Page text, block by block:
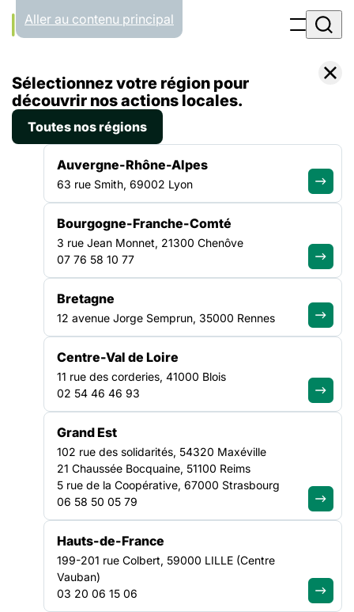
Panneau de gestion des cookies
Aller au contenu principal
Toutes les catégories
30.03.26
Bonjour tout le monde !
Bienvenue sur WordPress. Ceci est votre premier article.
Modifiez-le ou supprimez-le, puis commencez à écrire !…
Lire la suite
ALLER PLUS LOIN
La force d'un collectif uni
mouvement et
devenez adhérent
Adhérer à la FAS
Agissez
localement avec
nos Fédérations
Sélectionnez votre région pour
découvrir nos actions locales.
Toutes nos régions
Auvergne-Rhône-Alpes
63 rue Smith, 69002 Lyon
Bourgogne-Franche-Comté
3 rue Jean Monnet, 21300 Chenôve
07 76 58 10 77
Bretagne
12 avenue Jorge Semprun, 35000 Rennes
Centre-Val de Loire
11 rue des corderies, 41000 Blois
02 54 46 46 93
Grand Est
102 rue des solidarités, 54320 Maxéville
21 Chaussée Bocquaine, 51100 Reims
5 rue de la Coopérative, 67000 Strasbourg
06 58 50 05 79
Hauts-de-France
199-201 rue Colbert, 59000 LILLE (Centre
Vauban)
03 20 06 15 06